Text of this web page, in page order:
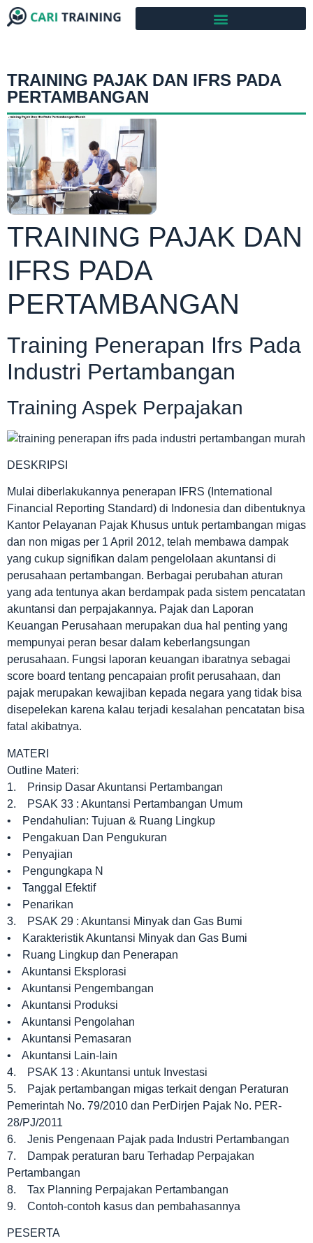
TRAINING PAJAK DAN IFRS PADA
PERTAMBANGAN
TRAINING PAJAK DAN
IFRS PADA
PERTAMBANGAN
Training Penerapan Ifrs Pada
Industri Pertambangan
Training Aspek Perpajakan
DESKRIPSI
Mulai diberlakukannya penerapan IFRS (International
Financial Reporting Standard) di Indonesia dan dibentuknya
Kantor Pelayanan Pajak Khusus untuk pertambangan migas
dan non migas per 1 April 2012, telah membawa dampak
yang cukup signifikan dalam pengelolaan akuntansi di
perusahaan pertambangan. Berbagai perubahan aturan
yang ada tentunya akan berdampak pada sistem pencatatan
akuntansi dan perpajakannya. Pajak dan Laporan
Keuangan Perusahaan merupakan dua hal penting yang
mempunyai peran besar dalam keberlangsungan
perusahaan. Fungsi laporan keuangan ibaratnya sebagai
score board tentang pencapaian profit perusahaan, dan
pajak merupakan kewajiban kepada negara yang tidak bisa
disepelekan karena kalau terjadi kesalahan pencatatan bisa
fatal akibatnya.
MATERI
Outline Materi:
1. Prinsip Dasar Akuntansi Pertambangan
2. PSAK 33 : Akuntansi Pertambangan Umum
• Pendahulian: Tujuan & Ruang Lingkup
• Pengakuan Dan Pengukuran
• Penyajian
• Pengungkapa N
• Tanggal Efektif
• Penarikan
3. PSAK 29 : Akuntansi Minyak dan Gas Bumi
• Karakteristik Akuntansi Minyak dan Gas Bumi
• Ruang Lingkup dan Penerapan
• Akuntansi Eksplorasi
• Akuntansi Pengembangan
• Akuntansi Produksi
• Akuntansi Pengolahan
• Akuntansi Pemasaran
• Akuntansi Lain-lain
4. PSAK 13 : Akuntansi untuk Investasi
5. Pajak pertambangan migas terkait dengan Peraturan
Pemerintah No. 79/2010 dan PerDirjen Pajak No. PER-
28/PJ/2011
6. Jenis Pengenaan Pajak pada Industri Pertambangan
7. Dampak peraturan baru Terhadap Perpajakan
Pertambangan
8. Tax Planning Perpajakan Pertambangan
9. Contoh-contoh kasus dan pembahasannya
PESERTA